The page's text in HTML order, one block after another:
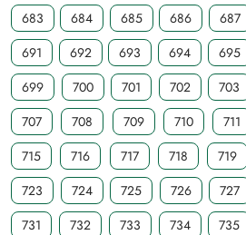
683
684 685 686 687
691
692 693 694 695
699
700 701 702 703
707
708 709 710 711
715
716 717 718 719
723
724 725 726 727
731
732 733 734 735